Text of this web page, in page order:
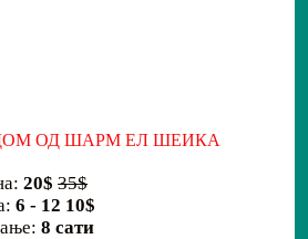
ОД ШАРМ ЕЛ ШЕИКА
20$ 35$
6 - 12 10$
8 сати